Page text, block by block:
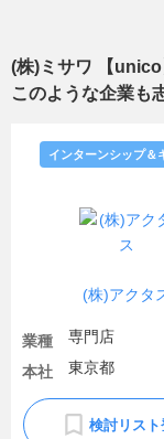
(株)ミサワ 【unico
このような企業も
(株)アクタ
インターンシップ＆
業種
専門店
本社
東京都
検討リスト